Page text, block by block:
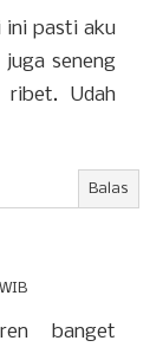
ini pasti aku
seneng
Udah
Balas
banget